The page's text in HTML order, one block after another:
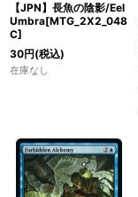
【JPN】長魚の陰影/Eel
Umbra[MTG_2X2_048
C]
30円(税込)
在庫なし